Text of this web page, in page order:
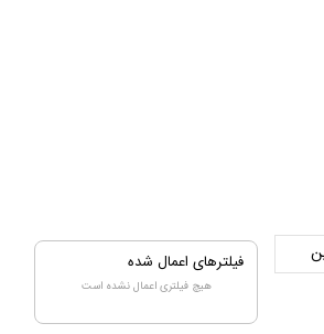
فیلترهای اعمال شده
هیچ فیلتری اعمال نشده است